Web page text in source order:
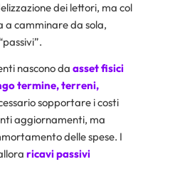
dei lettori, ma col
camminare da sola,
nascono da asset fisici
termine, terreni,
sopportare i costi
aggiornamenti, ma
delle spese. I
ricavi passivi